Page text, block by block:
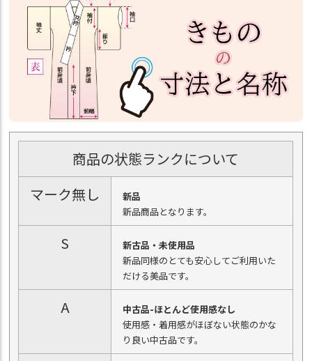
商品の状態ランクについて
マーク無し
新品
新品商品となります。
S
新古品・未使用品
新品同様のとても安心してご利用いた
だける美品です。
A
中古品-ほとんど使用感なし
使用感・着用感がほぼない状態のかな
り良い中古品です。